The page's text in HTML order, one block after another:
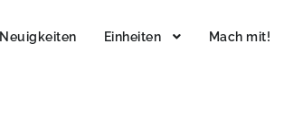
Neuigkeiten Einheiten Mach mit!